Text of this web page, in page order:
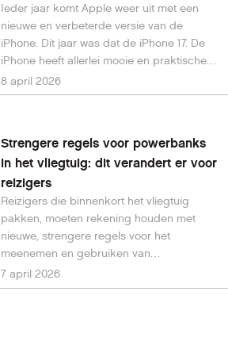
Ieder jaar komt Apple weer uit met een
nieuwe en verbeterde versie van de
iPhone. Dit jaar was dat de iPhone 17. De
iPhone heeft allerlei mooie en praktische
verbeteringen die het dagelijks gebruik
nog aangenamer maken. In dit artikel
telefoon zo bijzonder maakt.
8 april 2026
Strengere regels voor powerbanks
in het vliegtuig: dit verandert er voor
reizigers
Reizigers die binnenkort het vliegtuig
pakken, moeten rekening houden met
nieuwe, strengere regels voor het
meenemen en gebruiken van
powerbanks. De internationale
luchtvaartorganisatie International Civil
7 april 2026